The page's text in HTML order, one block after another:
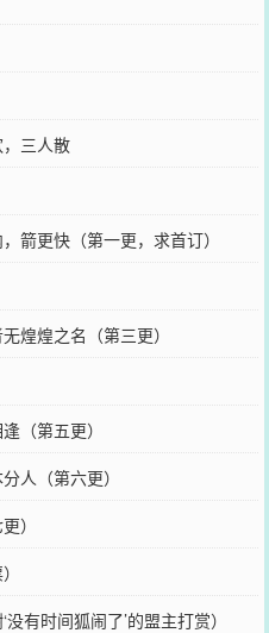
三人散
箭更快（第一更，求首订）
煌煌之名（第三更）
（第五更）
人（第六更）
）
有时间狐闹了’的盟主打赏）